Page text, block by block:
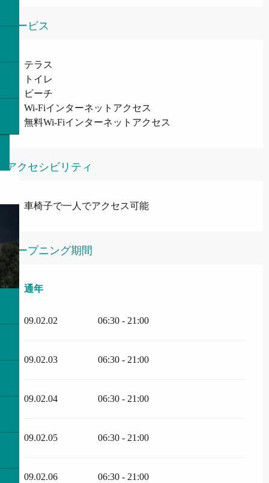
サービス
テラス
トイレ
ビーチ
Wi-Fiインターネットアクセス
無料Wi-Fiインターネットアクセス
アクセシビリティ
車椅子で一人でアクセス可能
オープニング期間
通年
通年
09.02.02 06:30 - 21:00
09.02.03 06:30 - 21:00
09.02.04 06:30 - 21:00
09.02.05 06:30 - 21:00
09.02.06 06:30 - 21:00